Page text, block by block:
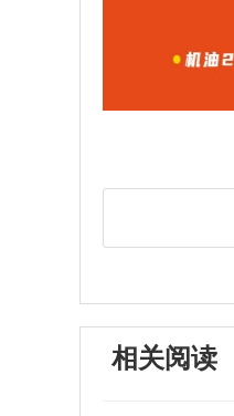
相关阅读